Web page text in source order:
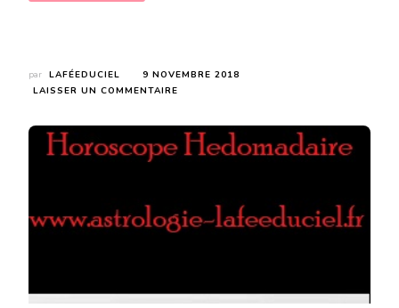
par LAFÉEDUCIEL
9 NOVEMBRE 2018
LAISSER UN COMMENTAIRE
LA
SEMAINE
18
NOVEMBRE